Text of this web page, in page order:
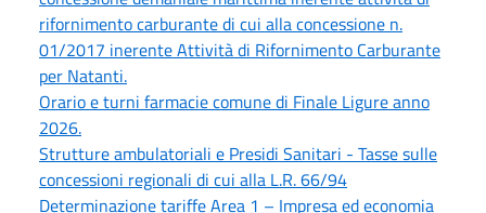
rifornimento carburante di cui alla concessione n.
01/2017 inerente Attività di Rifornimento Carburante
per Natanti.
Orario e turni farmacie comune di Finale Ligure anno
2026.
Strutture ambulatoriali e Presidi Sanitari - Tasse sulle
concessioni regionali di cui alla L.R. 66/94
Determinazione tariffe Area 1 – Impresa ed economia